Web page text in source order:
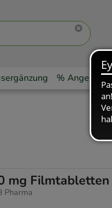
% Angebote
mg Filmtabletten
Pharma